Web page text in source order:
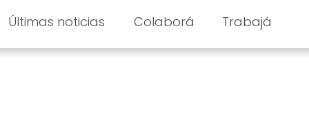
Últimas noticias Colaborá Trabajá